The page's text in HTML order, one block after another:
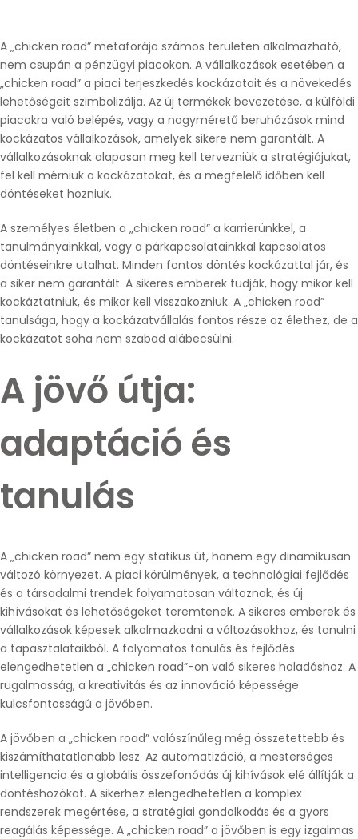
A „chicken road” metaforája számos területen alkalmazható,
nem csupán a pénzügyi piacokon. A vállalkozások esetében a
„chicken road” a piaci terjeszkedés kockázatait és a növekedés
lehetőségeit szimbolizálja. Az új termékek bevezetése, a külföldi
piacokra való belépés, vagy a nagyméretű beruházások mind
kockázatos vállalkozások, amelyek sikere nem garantált. A
vállalkozásoknak alaposan meg kell tervezniük a stratégiájukat,
fel kell mérniük a kockázatokat, és a megfelelő időben kell
döntéseket hozniuk.
A személyes életben a „chicken road” a karrierünkkel, a
tanulmányainkkal, vagy a párkapcsolatainkkal kapcsolatos
döntéseinkre utalhat. Minden fontos döntés kockázattal jár, és
a siker nem garantált. A sikeres emberek tudják, hogy mikor kell
kockáztatniuk, és mikor kell visszakozniuk. A „chicken road”
tanulsága, hogy a kockázatvállalás fontos része az élethez, de a
kockázatot soha nem szabad alábecsülni.
A jövő útja:
adaptáció és
tanulás
A „chicken road” nem egy statikus út, hanem egy dinamikusan
változó környezet. A piaci körülmények, a technológiai fejlődés
és a társadalmi trendek folyamatosan változnak, és új
kihívásokat és lehetőségeket teremtenek. A sikeres emberek és
vállalkozások képesek alkalmazkodni a változásokhoz, és tanulni
a tapasztalataikból. A folyamatos tanulás és fejlődés
elengedhetetlen a „chicken road”-on való sikeres haladáshoz. A
rugalmasság, a kreativitás és az innováció képessége
kulcsfontosságú a jövőben.
A jövőben a „chicken road” valószínűleg még összetettebb és
kiszámíthatatlanabb lesz. Az automatizáció, a mesterséges
intelligencia és a globális összefonódás új kihívások elé állítják a
döntéshozókat. A sikerhez elengedhetetlen a komplex
rendszerek megértése, a stratégiai gondolkodás és a gyors
reagálás képessége. A „chicken road” a jövőben is egy izgalmas